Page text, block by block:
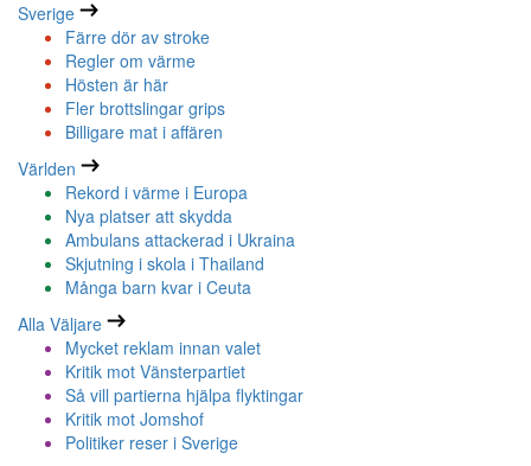
Sverige
Färre dör av stroke
Regler om värme
Hösten är här
Fler brottslingar grips
Billigare mat i affären
Världen
Rekord i värme i Europa
Nya platser att skydda
Ambulans attackerad i Ukraina
Skjutning i skola i Thailand
Många barn kvar i Ceuta
Alla Väljare
Mycket reklam innan valet
Kritik mot Vänsterpartiet
Så vill partierna hjälpa flyktingar
Kritik mot Jomshof
Politiker reser i Sverige